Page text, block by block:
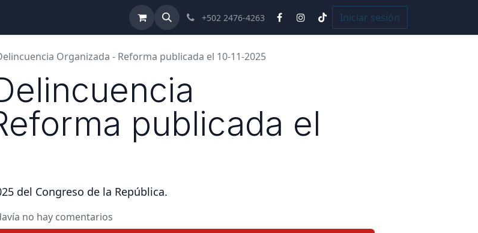
Términos y Condiciones Ayuda Cursos
+502 2476-4263 Iniciar sesión
Organizada - Reforma publicada el 10-11-2025
publicada el
del Congreso de la República.
no hay comentarios